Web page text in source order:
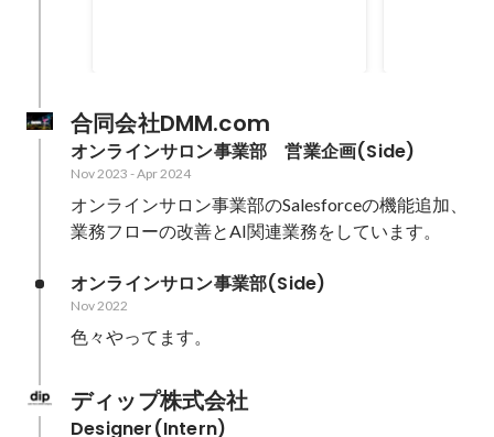
合同会社DMM.com
オンラインサロン事業部　営業企画(Side)
Nov 2023 -Apr 2024
オンラインサロン事業部のSalesforceの機能追加、
業務フローの改善とAI関連業務をしています。
オンラインサロン事業部(Side)
Nov 2022
色々やってます。
ディップ株式会社
Designer(Intern)